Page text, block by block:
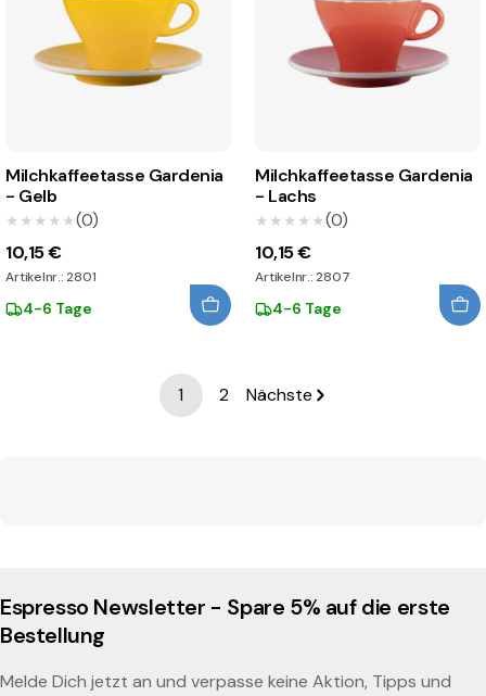
Milchkaffeetasse Gardenia
- Gelb
★★★★★
★★★★★(0)
10,15 €
Artikelnr.: 2801
4-6 Tage
Milchkaffeetasse Gardenia
- Lachs
★★★★★
★★★★★(0)
10,15 €
Artikelnr.: 2807
4-6 Tage
1 2 Nächste
Espresso Newsletter - Spare 5% auf die erste
Bestellung
Melde Dich jetzt an und verpasse keine Aktion, Tipps und